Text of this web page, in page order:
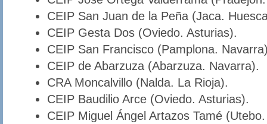
CEIP San Juan de la Peña (Jaca.
CEIP Gesta Dos (Oviedo. Asturias).
CEIP San Francisco (Pamplona.
CEIP de Abarzuza (Abarzuza. Navarra).
CRA Moncalvillo (Nalda. La Rioja).
CEIP Baudilio Arce (Oviedo. Asturias).
CEIP Miguel Ángel Artazos Tamé